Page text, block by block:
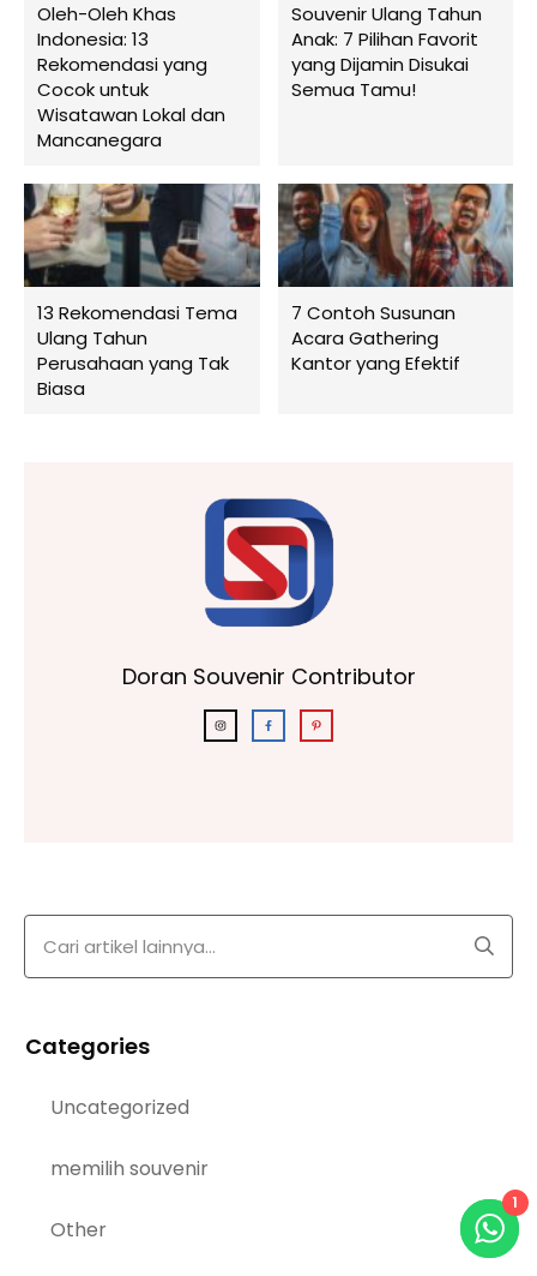
Oleh-Oleh Khas
Indonesia: 13
Rekomendasi yang
Cocok untuk
Wisatawan Lokal dan
Mancanegara
Souvenir Ulang Tahun
Anak: 7 Pilihan Favorit
yang Dijamin Disukai
Semua Tamu!
13 Rekomendasi Tema
Ulang Tahun
Perusahaan yang Tak
Biasa
7 Contoh Susunan
Acara Gathering
Kantor yang Efektif
Doran Souvenir Contributor
Categories
Uncategorized
memilih souvenir
Other
1